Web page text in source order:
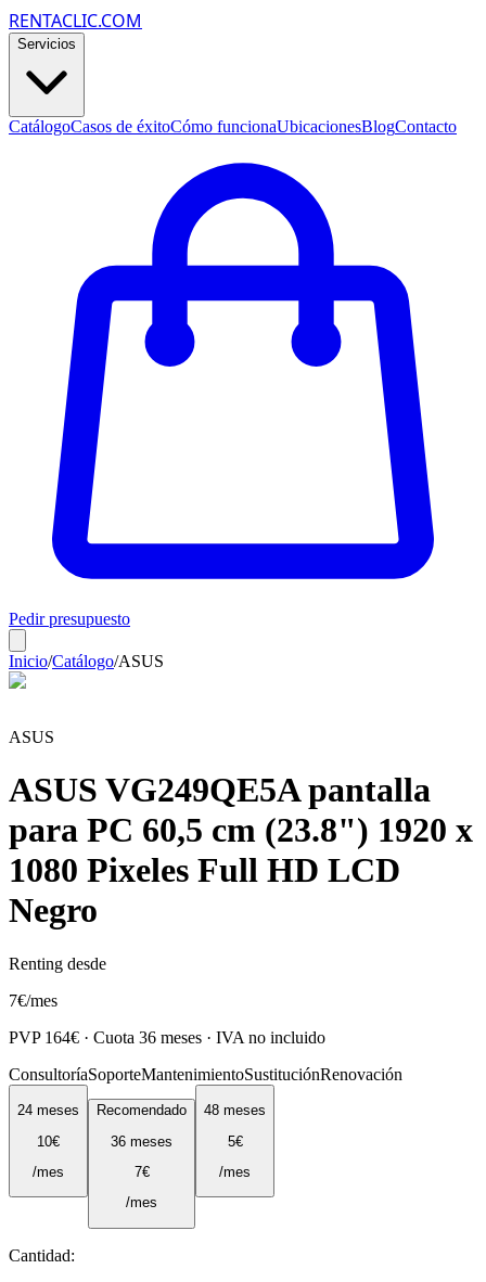
RENTACLIC.COM
Servicios
CatálogoCasos de éxitoCómo funcionaUbicacionesBlogContacto
Pedir presupuesto
Inicio/Catálogo/ASUS
ASUS
ASUS VG249QE5A pantalla
para PC 60,5 cm (23.8") 1920 x
1080 Pixeles Full HD LCD
Negro
Renting desde
7€/mes
PVP 164€ · Cuota 36 meses · IVA no incluido
ConsultoríaSoporteMantenimientoSustituciónRenovación
24 meses
10€
/mes
Recomendado
36 meses
7€
/mes
48 meses
5€
/mes
Cantidad: